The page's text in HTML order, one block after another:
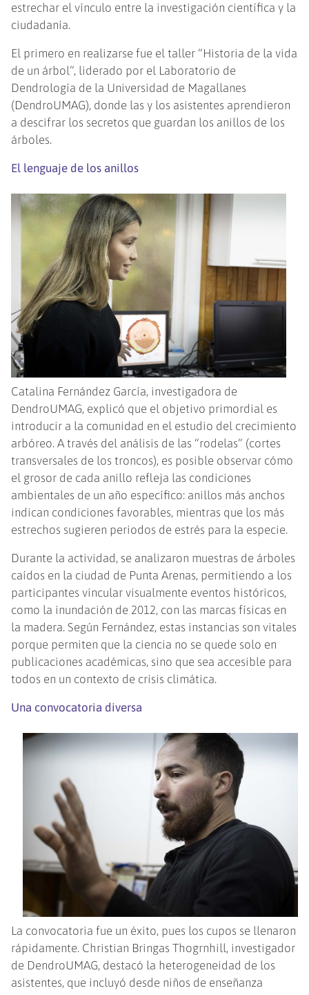
estrechar el vínculo entre la investigación científica y la
ciudadanía.
El primero en realizarse fue el taller “Historia de la vida
de un árbol”, liderado por el Laboratorio de
Dendrología de la Universidad de Magallanes
(DendroUMAG), donde las y los asistentes aprendieron
a descifrar los secretos que guardan los anillos de los
árboles.
El lenguaje de los anillos
Catalina Fernández García, investigadora de
DendroUMAG, explicó que el objetivo primordial es
introducir a la comunidad en el estudio del crecimiento
arbóreo. A través del análisis de las “rodelas” (cortes
transversales de los troncos), es posible observar cómo
el grosor de cada anillo refleja las condiciones
ambientales de un año específico: anillos más anchos
indican condiciones favorables, mientras que los más
estrechos sugieren periodos de estrés para la especie.
Durante la actividad, se analizaron muestras de árboles
caídos en la ciudad de Punta Arenas, permitiendo a los
participantes vincular visualmente eventos históricos,
como la inundación de 2012, con las marcas físicas en
la madera. Según Fernández, estas instancias son vitales
porque permiten que la ciencia no se quede solo en
publicaciones académicas, sino que sea accesible para
todos en un contexto de crisis climática.
Una convocatoria diversa
La convocatoria fue un éxito, pues los cupos se llenaron
rápidamente. Christian Bringas Thogrnhill, investigador
de DendroUMAG, destacó la heterogeneidad de los
asistentes, que incluyó desde niños de enseñanza